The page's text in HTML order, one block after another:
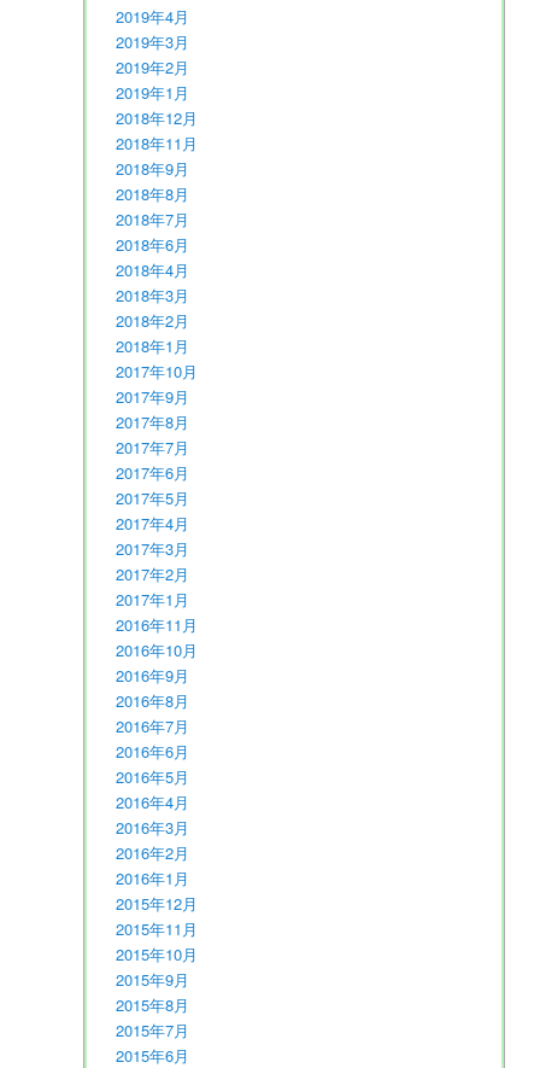
2019年4月
2019年3月
2019年2月
2019年1月
2018年12月
2018年11月
2018年9月
2018年8月
2018年7月
2018年6月
2018年4月
2018年3月
2018年2月
2018年1月
2017年10月
2017年9月
2017年8月
2017年7月
2017年6月
2017年5月
2017年4月
2017年3月
2017年2月
2017年1月
2016年11月
2016年10月
2016年9月
2016年8月
2016年7月
2016年6月
2016年5月
2016年4月
2016年3月
2016年2月
2016年1月
2015年12月
2015年11月
2015年10月
2015年9月
2015年8月
2015年7月
2015年6月